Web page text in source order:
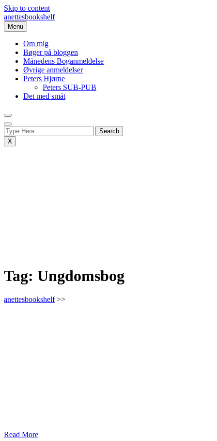
Skip to content
anettesbookshelf
Menu
Om mig
Bøger på bloggen
Månedens Boganmeldelse
Øvrige anmeldelser
Peters Hjørne
Peters SUB-PUB
Det med småt
X
Tag: Ungdomsbog
anettesbookshelf>>
Read More